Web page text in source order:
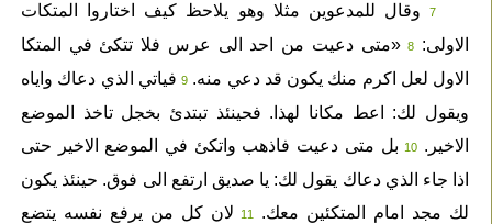
7وقال للمدعوين مثلا وهو يلاحظ كيف اختاروا المتكات
الاولى:
8«متى دعيت من احد الى عرس فلا تتكئ في المتكا
الاول لعل اكرم منك يكون قد دعي منه. 9فياتي الذي دعاك واياه
ويقول لك: اعط مكانا لهذا. فحينئذ تبتدئ بخجل تاخذ الموضع
الاخير. 10بل متى دعيت فاذهب واتكئ في الموضع الاخير حتى
اذا جاء الذي دعاك يقول لك: يا صديق ارتفع الى فوق. حينئذ يكون
لك مجد امام المتكئين معك.
11لان كل من يرفع نفسه يتضع